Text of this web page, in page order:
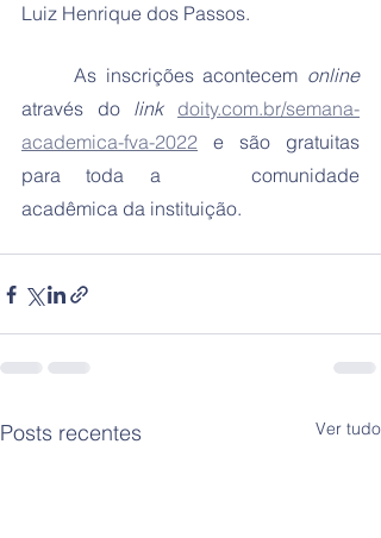
Luiz Henrique dos Passos.
	As inscrições acontecem
online
através do link
doity.com.br/semana-
academica-fva-2022 e são gratuitas
para toda a	 comunidade
acadêmica da instituição.
Posts recentes Ver tudo